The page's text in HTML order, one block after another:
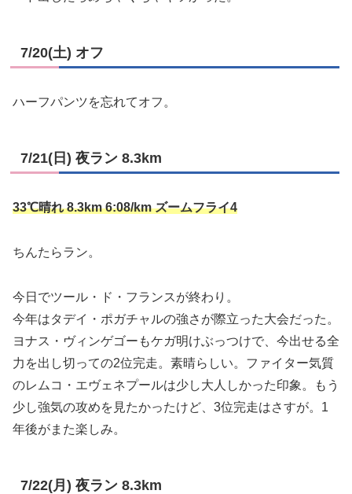
7/20(土) オフ
ハーフパンツを忘れてオフ。
7/21(日) 夜ラン 8.3km
33℃晴れ 8.3km 6:08/km ズームフライ4
ちんたらラン。
今日でツール・ド・フランスが終わり。
今年はタデイ・ポガチャルの強さが際立った大会だった。
ヨナス・ヴィンゲゴーもケガ明けぶっつけで、今出せる全
力を出し切っての2位完走。素晴らしい。ファイター気質
のレムコ・エヴェネプールは少し大人しかった印象。もう
少し強気の攻めを見たかったけど、3位完走はさすが。1
年後がまた楽しみ。
7/22(月) 夜ラン 8.3km